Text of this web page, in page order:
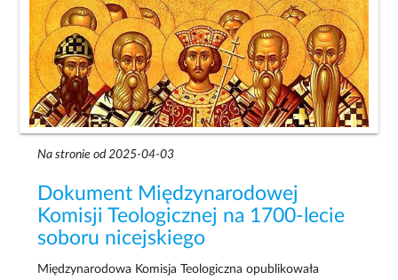
Na stronie od 2025-04-03
Dokument Międzynarodowej
Komisji Teologicznej na 1700-lecie
soboru nicejskiego
Międzynarodowa Komisja Teologiczna opublikowała